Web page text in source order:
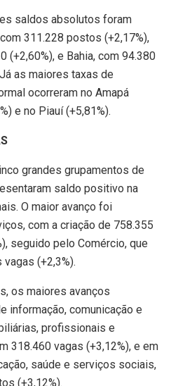
saldos absolutos foram
311.228 postos (+2,17%),
(+2,60%), e Bahia, com 94.380
as maiores taxas de
ocorreram no Amapá
e no Piauí (+5,81%).
grandes grupamentos de
saldo positivo na
O maior avanço foi
com a criação de 758.355
seguido pelo Comércio, que
(+2,3%).
os maiores avanços
informação, comunicação e
profissionais e
318.460 vagas (+3,12%), e em
saúde e serviços sociais,
(+3,12%).